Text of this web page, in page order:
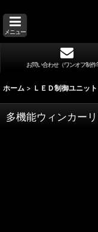
メニュー
お問い合わせ（ワンオフ制作
ホーム > ＬＥＤ制御ユニット
多機能ウィンカー